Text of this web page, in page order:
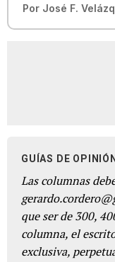
Por José F.
GUÍAS DE OPINIÓN
Las columnas
que ser de 300,
columna, el
exclusiva,